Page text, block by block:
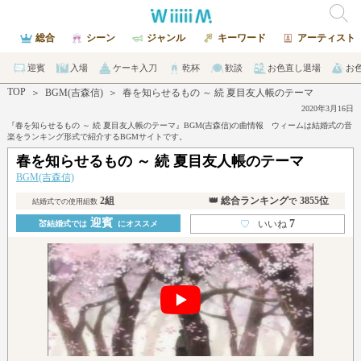
総合 シーン ジャンル キーワード アーティスト
迎賓 入場 ケーキ入刀 乾杯 歓談 お色直し退場 お
TOP ＞ BGM(吉森信) ＞ 春を知らせるもの ～ 続 夏目友人帳のテーマ
2020年3月16日
『春を知らせるもの ～ 続 夏目友人帳のテーマ』BGM(吉森信)の曲情報 ウィームは結婚式の音
楽をランキング形式で紹介するBGMサイトです。
春を知らせるもの ～ 続 夏目友人帳のテーマ
BGM(吉森信)
結婚式での使用組数2組 👑 総合ランキングで 3855位
💒結婚式では迎賓 にオススメ ♡ いいね7